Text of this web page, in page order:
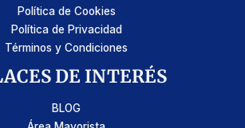
Política de Cookies
Política de Privacidad
Términos y Condiciones
DE INTERÉS
BLOG